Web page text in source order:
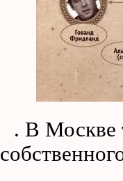
. В Москве